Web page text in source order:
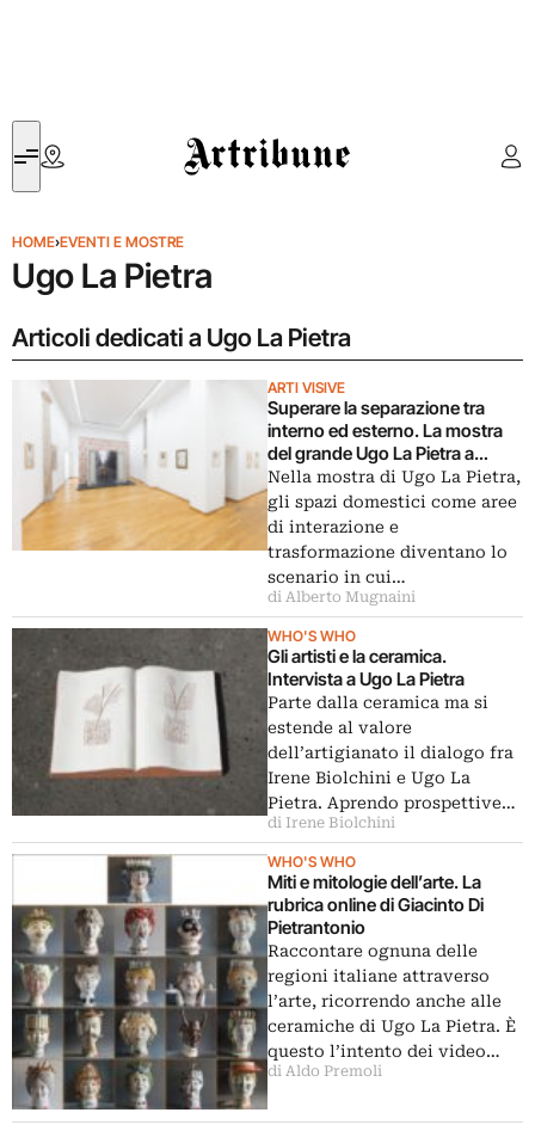
Artribune
HOME›EVENTI E MOSTRE
Ugo La Pietra
Articoli dedicati a Ugo La Pietra
ARTI VISIVE
Superare la separazione tra
interno ed esterno. La mostra
del grande Ugo La Pietra a
Milano
Nella mostra di Ugo La Pietra,
gli spazi domestici come aree
di interazione e
trasformazione diventano lo
scenario in cui…
di Alberto Mugnaini
WHO'S WHO
Gli artisti e la ceramica.
Intervista a Ugo La Pietra
Parte dalla ceramica ma si
estende al valore
dell’artigianato il dialogo fra
Irene Biolchini e Ugo La
Pietra. Aprendo prospettive…
di Irene Biolchini
WHO'S WHO
Miti e mitologie dell’arte. La
rubrica online di Giacinto Di
Pietrantonio
Raccontare ognuna delle
regioni italiane attraverso
l’arte, ricorrendo anche alle
ceramiche di Ugo La Pietra. È
questo l’intento dei video…
di Aldo Premoli